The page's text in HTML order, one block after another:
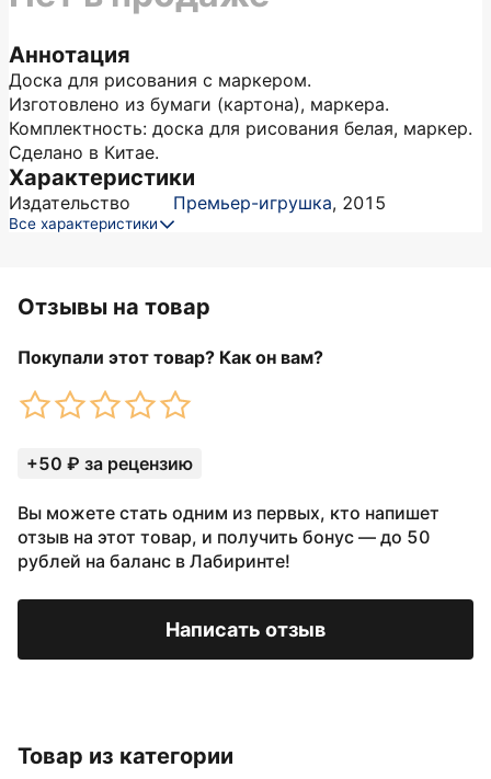
Аннотация
Доска для рисования с маркером.
Изготовлено из бумаги (картона), маркера.
Комплектность: доска для рисования белая, маркер.
Сделано в Китае.
Характеристики
Издательство Премьер-игрушка, 2015
Все характеристики
Отзывы на товар
Покупали этот товар? Как он вам?
+50 ₽ за рецензию
Вы можете стать одним из первых, кто напишет
отзыв на этот товар, и получить бонус — до 50
рублей на баланс в Лабиринте!
Написать отзыв
Товар из категории